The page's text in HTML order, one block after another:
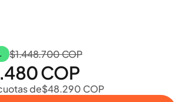
$1.448.700 COP
COP
de$48.290 COP